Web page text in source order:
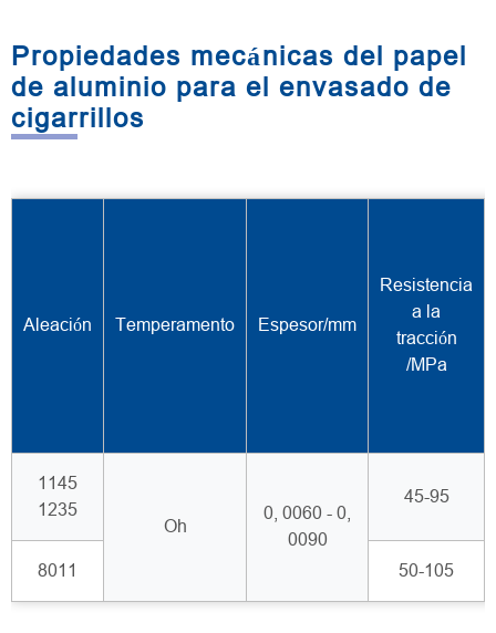
Propiedades mecánicas del papel
de aluminio para el envasado de
cigarrillos
Aleación Temperamento Espesor/mm
Resistencia
a la
tracción
/MPa
1145
1235
Oh
0, 0060 - 0,
0090
45-95
8011 50-105